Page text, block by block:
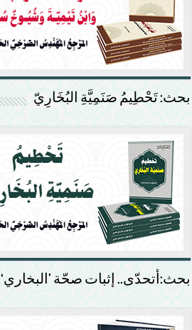
بحث: تَحْطِيمُ صَنَمِيَّةِ البُخَارِيّ
بحث:أتحدّى.. إثبات صحّة ’البخاري‘